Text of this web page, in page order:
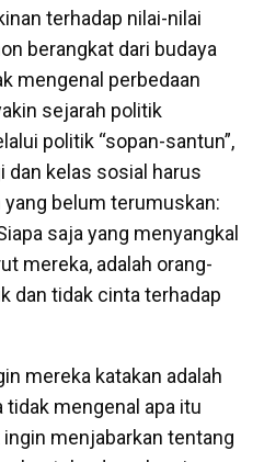
terhadap nilai-nilai
berangkat dari budaya
mengenal perbedaan
sejarah politik
politik “sopan-santun”,
dan kelas sosial harus
belum terumuskan:
saja yang menyangkal
mereka, adalah orang-
dan tidak cinta terhadap
mereka katakan adalah
mengenal apa itu
menjabarkan tentang